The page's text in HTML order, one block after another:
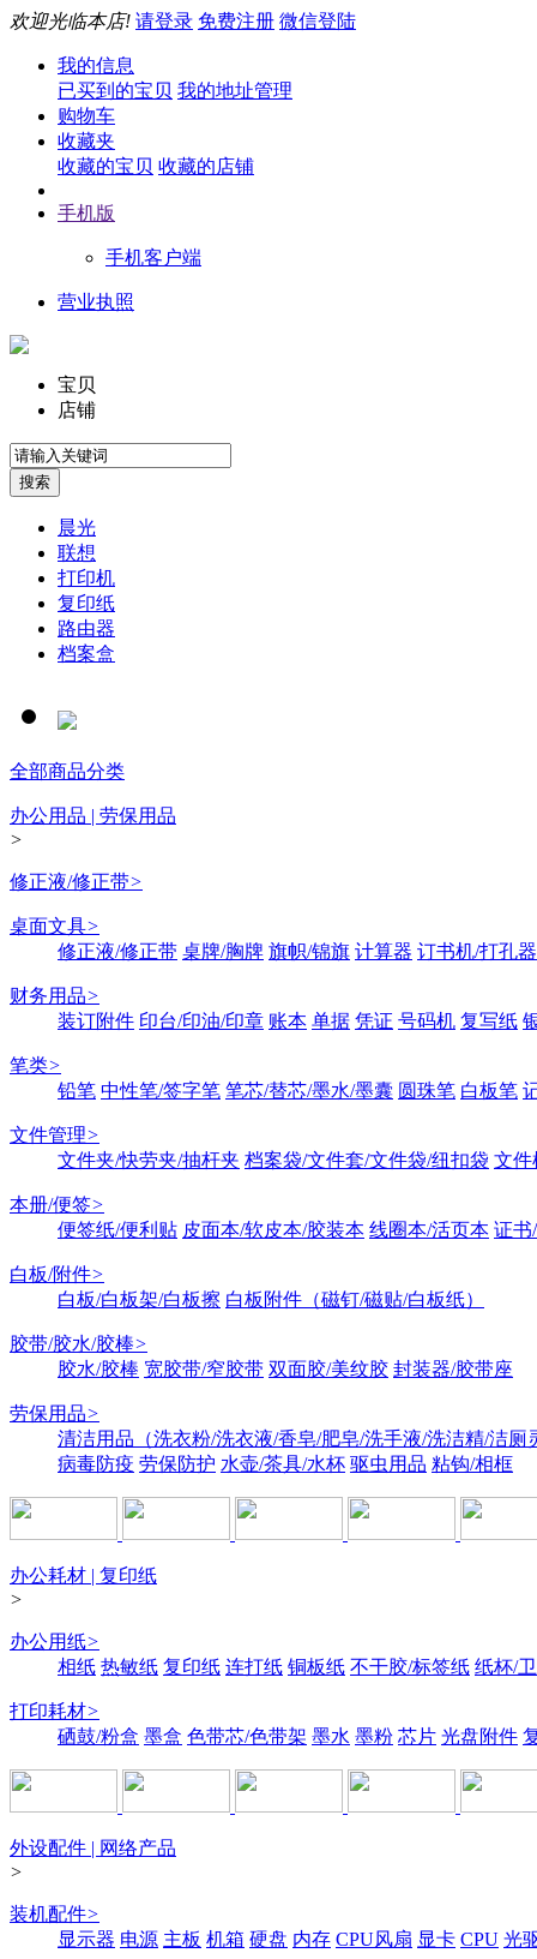
欢迎光临本店! 请登录 免费注册 微信登陆
我的信息
已买到的宝贝 我的地址管理
购物车
收藏夹
收藏的宝贝 收藏的店铺
手机版
手机客户端
营业执照
宝贝
店铺
晨光
联想
打印机
复印纸
路由器
档案盒
全部商品分类
办公用品 | 劳保用品
>
修正液/修正带>
桌面文具>
修正液/修正带 桌牌/胸牌 旗帜/锦旗 计算器 订书机/打孔器
财务用品>
装订附件 印台/印油/印章 账本 单据 凭证 号码机 复写纸
笔类>
铅笔 中性笔/签字笔 笔芯/替芯/墨水/墨囊 圆珠笔 白板笔
文件管理>
文件夹/快劳夹/抽杆夹 档案袋/文件套/文件袋/纽扣袋 文件
本册/便签>
便签纸/便利贴 皮面本/软皮本/胶装本 线圈本/活页本 证书
白板/附件>
白板/白板架/白板擦 白板附件（磁钉/磁贴/白板纸）
胶带/胶水/胶棒>
胶水/胶棒 宽胶带/窄胶带 双面胶/美纹胶 封装器/胶带座
劳保用品>
清洁用品（洗衣粉/洗衣液/香皂/肥皂/洗手液/洗洁精/洁厕
病毒防疫 劳保防护 水壶/茶具/水杯 驱虫用品 粘钩/相框
办公耗材 | 复印纸
>
办公用纸>
相纸 热敏纸 复印纸 连打纸 铜板纸 不干胶/标签纸 纸杯/
打印耗材>
硒鼓/粉盒 墨盒 色带芯/色带架 墨水 墨粉 芯片 光盘附件
外设配件 | 网络产品
>
装机配件>
显示器 电源 主板 机箱 硬盘 内存 CPU风扇 显卡 CPU 光